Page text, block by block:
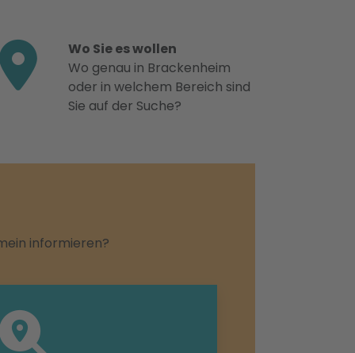
Wo Sie es wollen
Wo genau in Brackenheim
oder in welchem Bereich sind
Sie auf der Suche?
informieren?